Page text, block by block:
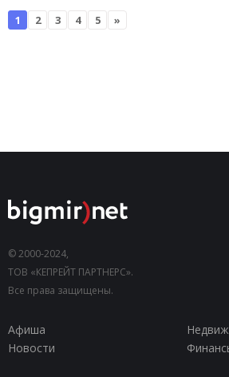
1 2 3 4 5 »
© 2000-2024,
ТОВ «КЕПРЕЙТ ПАРТНЕРС».
Все права защищены.
Афиша
Новости